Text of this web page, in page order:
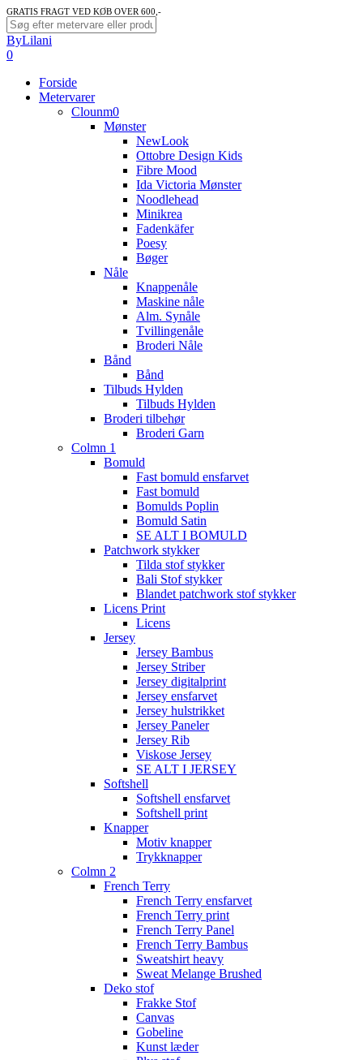
Skip
to
main
content
GRATIS FRAGT VED KØB OVER 600,-
Close
Search
ByLilani
search
account
0
Forside
Metervarer
Clounm0
Mønster
NewLook
Ottobre Design Kids
Fibre Mood
Ida Victoria Mønster
Noodlehead
Minikrea
Fadenkäfer
Poesy
Bøger
Nåle
Knappenåle
Maskine nåle
Alm. Synåle
Tvillingenåle
Broderi Nåle
Bånd
Bånd
Tilbuds Hylden
Tilbuds Hylden
Broderi tilbehør
Broderi Garn
Colmn 1
Bomuld
Fast bomuld ensfarvet
Fast bomuld
Bomulds Poplin
Bomuld Satin
SE ALT I BOMULD
Patchwork stykker
Tilda stof stykker
Bali Stof stykker
Blandet patchwork stof stykker
Licens Print
Licens
Jersey
Jersey Bambus
Jersey Striber
Jersey digitalprint
Jersey ensfarvet
Jersey hulstrikket
Jersey Paneler
Jersey Rib
Viskose Jersey
SE ALT I JERSEY
Softshell
Softshell ensfarvet
Softshell print
Knapper
Motiv knapper
Trykknapper
Colmn 2
French Terry
French Terry ensfarvet
French Terry print
French Terry Panel
French Terry Bambus
Sweatshirt heavy
Sweat Melange Brushed
Deko stof
Frakke Stof
Canvas
Gobeline
Kunst læder